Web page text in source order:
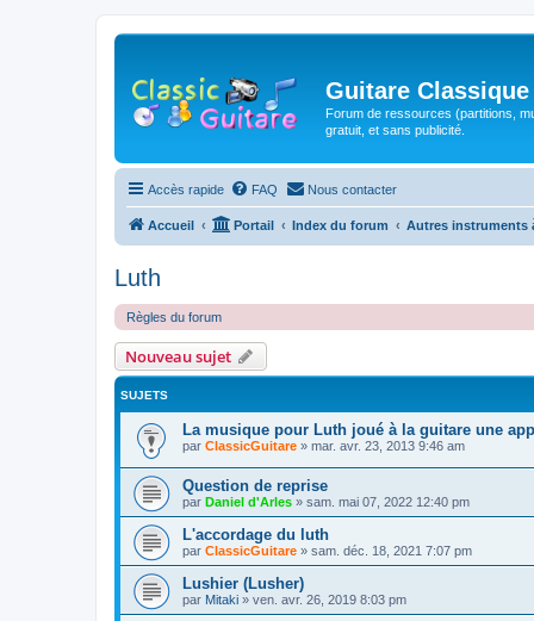
Guitare Classique
Forum de ressources (partitions,
gratuit, et sans publicité.
Accès rapide FAQ Nous contacter
Accueil Portail Index du forum Autres instruments
Luth
Règles du forum
Nouveau sujet
SUJETS
La musique pour Luth joué à la guitare une
par ClassicGuitare » mar. avr. 23, 2013 9:46 am
Question de reprise
par Daniel d'Arles » sam. mai 07, 2022 12:40 pm
L'accordage du luth
par ClassicGuitare » sam. déc. 18, 2021 7:07 pm
Lushier (Lusher)
par Mitaki » ven. avr. 26, 2019 8:03 pm